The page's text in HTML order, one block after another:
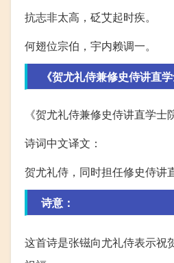
抗志非太高，砭艾起时疾。
何翅位宗伯，宇内赖调一。
《贺尤礼侍兼修史侍讲直
《贺尤礼侍兼修史侍讲直学
诗词中文译文：
贺尤礼侍，同时担任修史侍讲
诗意：
这首诗是张镃向尤礼侍表示祝